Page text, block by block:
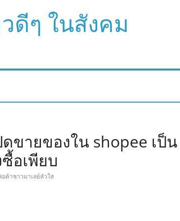
ดีๆ ในสังคม
ขายของใน shopee เป็น
อเพียบ
อค้าชาวมาเลย์หัวใส